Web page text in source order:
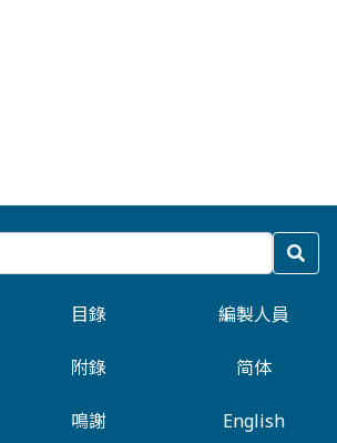
目錄 編製人員
附錄 简体
鳴謝 English